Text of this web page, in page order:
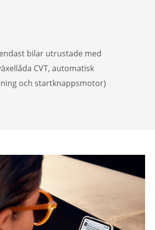
bilar utrustade med
CVT, automatisk
och startknappsmotor)